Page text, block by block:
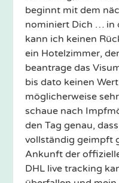
beginnt mit dem
nominiert Dich … in
kann ich keinen
ein Hotelzimmer,
beantrage das
bis dato keinen
möglicherweise
schaue nach
den Tag genau,
vollständig geimpft
Ankunft der
DHL live tracking